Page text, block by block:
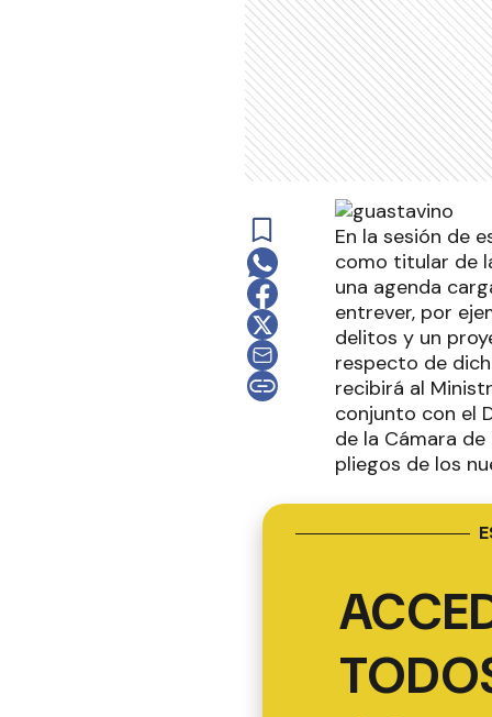
En la sesión de
como titular de
una agenda
entrever, por
delitos y un
respecto de
recibirá al
conjunto con el
de la Cámara
pliegos de los